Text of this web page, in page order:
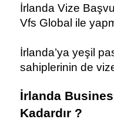
İrlanda Vize
Vfs Global ile
İrlanda’ya yeşil
sahiplerinin de
İrlanda
Kadardır ?